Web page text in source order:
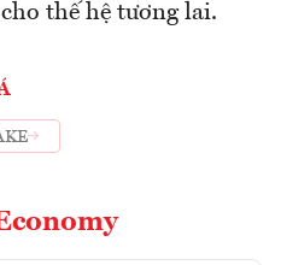
thế hệ tương lai.